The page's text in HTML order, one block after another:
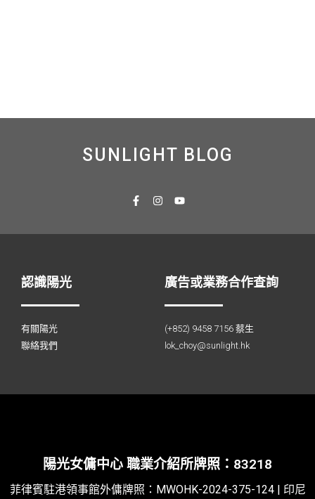
SUNLIGHT BLOG
認識陽光
有關陽光
聯絡我們
廣告或業務合作查詢
(+852) 9458 7156 蔡生
lok_choy@sunlight.hk
陽光女傭中心 職業介紹所牌照：83218
菲律賓駐港領事館外傭牌照： MWOHK-2024-375-124| 印尼